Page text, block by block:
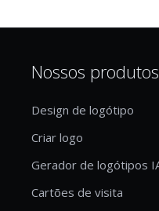
Nossos produtos
Design de logótipo
Criar logo
Gerador de logótipos
Cartões de visita